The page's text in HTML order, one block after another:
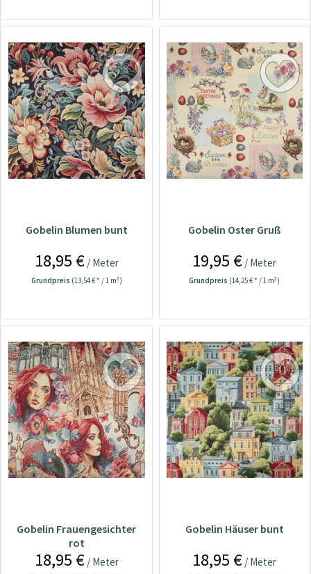
Gobelin Blumen bunt
18,95 €/ Meter
Grundpreis (13,54 € * / 1 m²)
Gobelin Oster Gruß
19,95 € / Meter
Grundpreis (14,25 € * / 1 m²)
Gobelin Frauengesichter
rot
18,95 €/ Meter
Gobelin Häuser bunt
18,95 € / Meter